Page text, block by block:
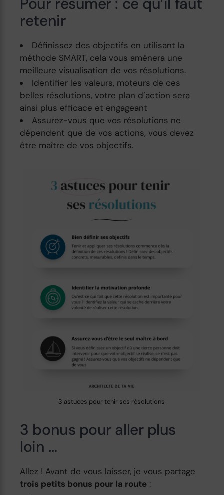
retenir
Définissez des objectifs en utilisant la
méthode SMART, cela vous amènera une
meilleure visualisation de vos résolutions.
Identifier les valeurs, moteurs de ces
belles résolutions, votre plan d’action sera
ainsi plus efficace et engageant
Assurez-vous que vos résolutions ne
dépendent que de vos actions, vous devez
être maître de vos objectifs.
3 astuces pour tenir ses résolutions
3 bonus pour aller plus
loin …
Allez ! Avant de vous laisser, je vous partage
trois petits bonus pour la route :